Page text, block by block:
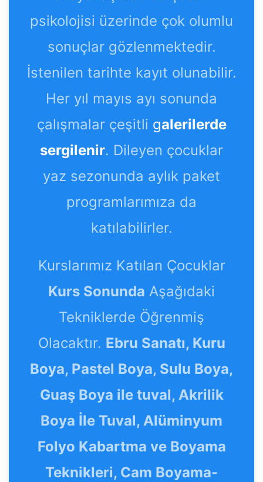
psikolojisi üzerinde çok olumlu
sonuçlar gözlenmektedir.
İstenilen tarihte kayıt olunabilir.
Her yıl mayıs ayı sonunda
çalışmalar çeşitli galerilerde
sergilenir. Dileyen çocuklar
yaz sezonunda aylık paket
programlarımıza da
katılabilirler.
Kurslarımız Katılan Çocuklar
Kurs Sonunda Aşağıdaki
Tekniklerde Öğrenmiş
Olacaktır. Ebru Sanatı, Kuru
Boya, Pastel Boya, Sulu Boya,
Guaş Boya ile tuval, Akrilik
Boya İle Tuval, Alüminyum
Folyo Kabartma ve Boyama
Teknikleri, Cam Boyama-